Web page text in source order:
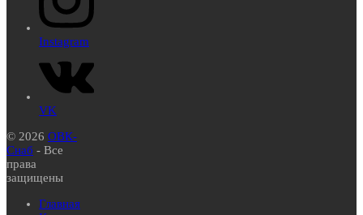
Instagram
VK
© 2026 ОВК-
Снаб - Все
права
защищены
Главная